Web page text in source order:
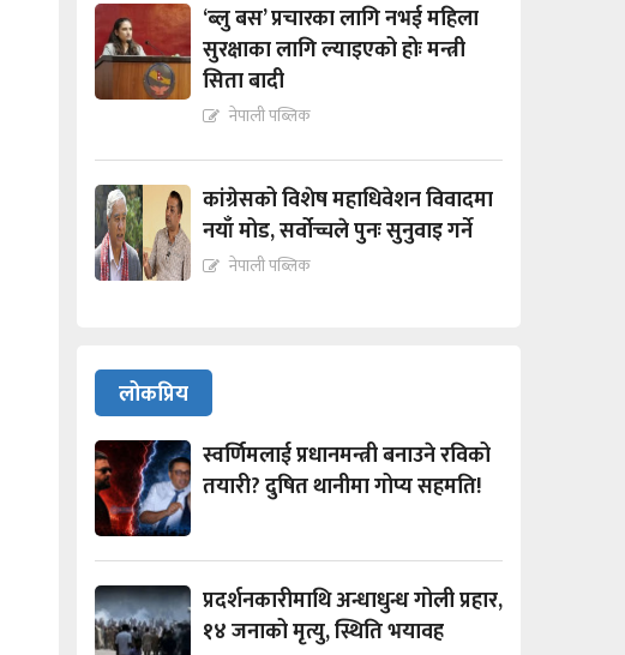
‘ब्लु बस’ प्रचारका लागि नभई महिला
सुरक्षाका लागि ल्याइएको होः मन्त्री
सिता बादी
नेपाली पब्लिक
कांग्रेसको विशेष महाधिवेशन विवादमा
नयाँ मोड, सर्वोच्चले पुनः सुनुवाइ गर्ने
नेपाली पब्लिक
लोकप्रिय
स्वर्णिमलाई प्रधानमन्त्री बनाउने रविको
तयारी? दुषित थानीमा गोप्य सहमति!
प्रदर्शनकारीमाथि अन्धाधुन्ध गोली प्रहार,
१४ जनाको मृत्यु, स्थिति भयावह